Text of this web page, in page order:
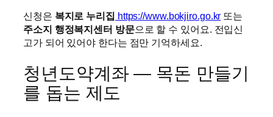
신청은 복지로 누리집 https://www.bokjiro.go.kr 또는
주소지 행정복지센터 방문으로 할 수 있어요. 전입신
고가 되어 있어야 한다는 점만 기억하세요.
청년도약계좌 — 목돈 만들기
를 돕는 제도